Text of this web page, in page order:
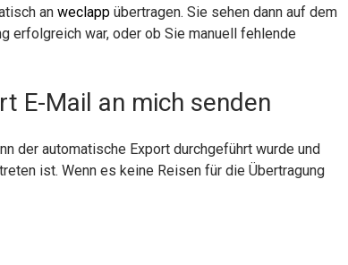
anweclapp übertragen. Sie sehen dann auf dem
erfolgreich war, oder ob Sie manuell fehlende
E-Mail an mich senden
der automatische Export durchgeführt wurde und
ist. Wenn es keine Reisen für die Übertragung